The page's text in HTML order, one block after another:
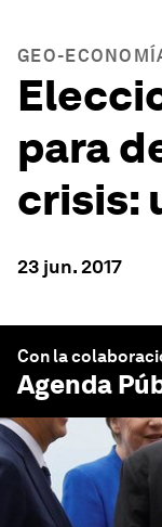
GEO-
para
crisis:
23 jun. 2017
Con la
Agenda